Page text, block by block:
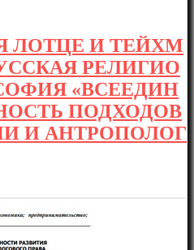
ЛОТЦЕ И ТЕЙХМ
РЕЛИГИО
«ВСЕЕДИН
ПОДХОДОВ
И АНТРОПОЛОГ